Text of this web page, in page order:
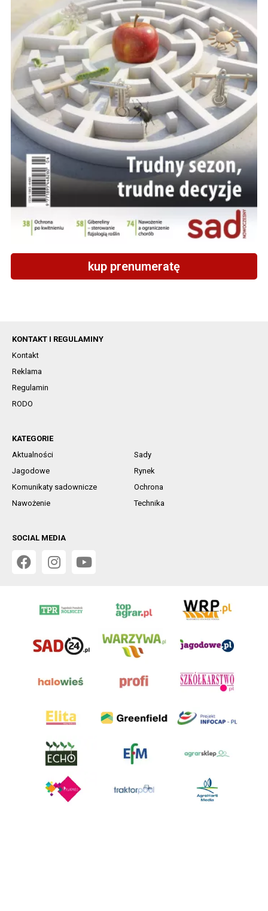
kup prenumeratę
KONTAKT I REGULAMINY
Kontakt
Reklama
Regulamin
RODO
KATEGORIE
Aktualności
Sady
Jagodowe
Rynek
Komunikaty sadownicze
Ochrona
Nawożenie
Technika
SOCIAL MEDIA